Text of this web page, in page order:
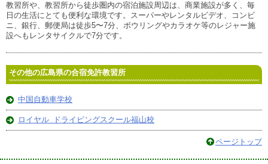
教習所や、教習所から徒歩圏内の宿泊施設周辺は、商業施設が多く、毎
日の生活にとても便利な環境です。スーパーやレンタルビデオ、コンビ
ニ、銀行、郵便局は徒歩5〜7分、ボウリングやカラオケ等のレジャー施
設へもレンタサイクルで7分です。
その他の広島県の合宿免許教習所
中国自動車学校
ロイヤル ドライビングスクール福山校
ページトップ